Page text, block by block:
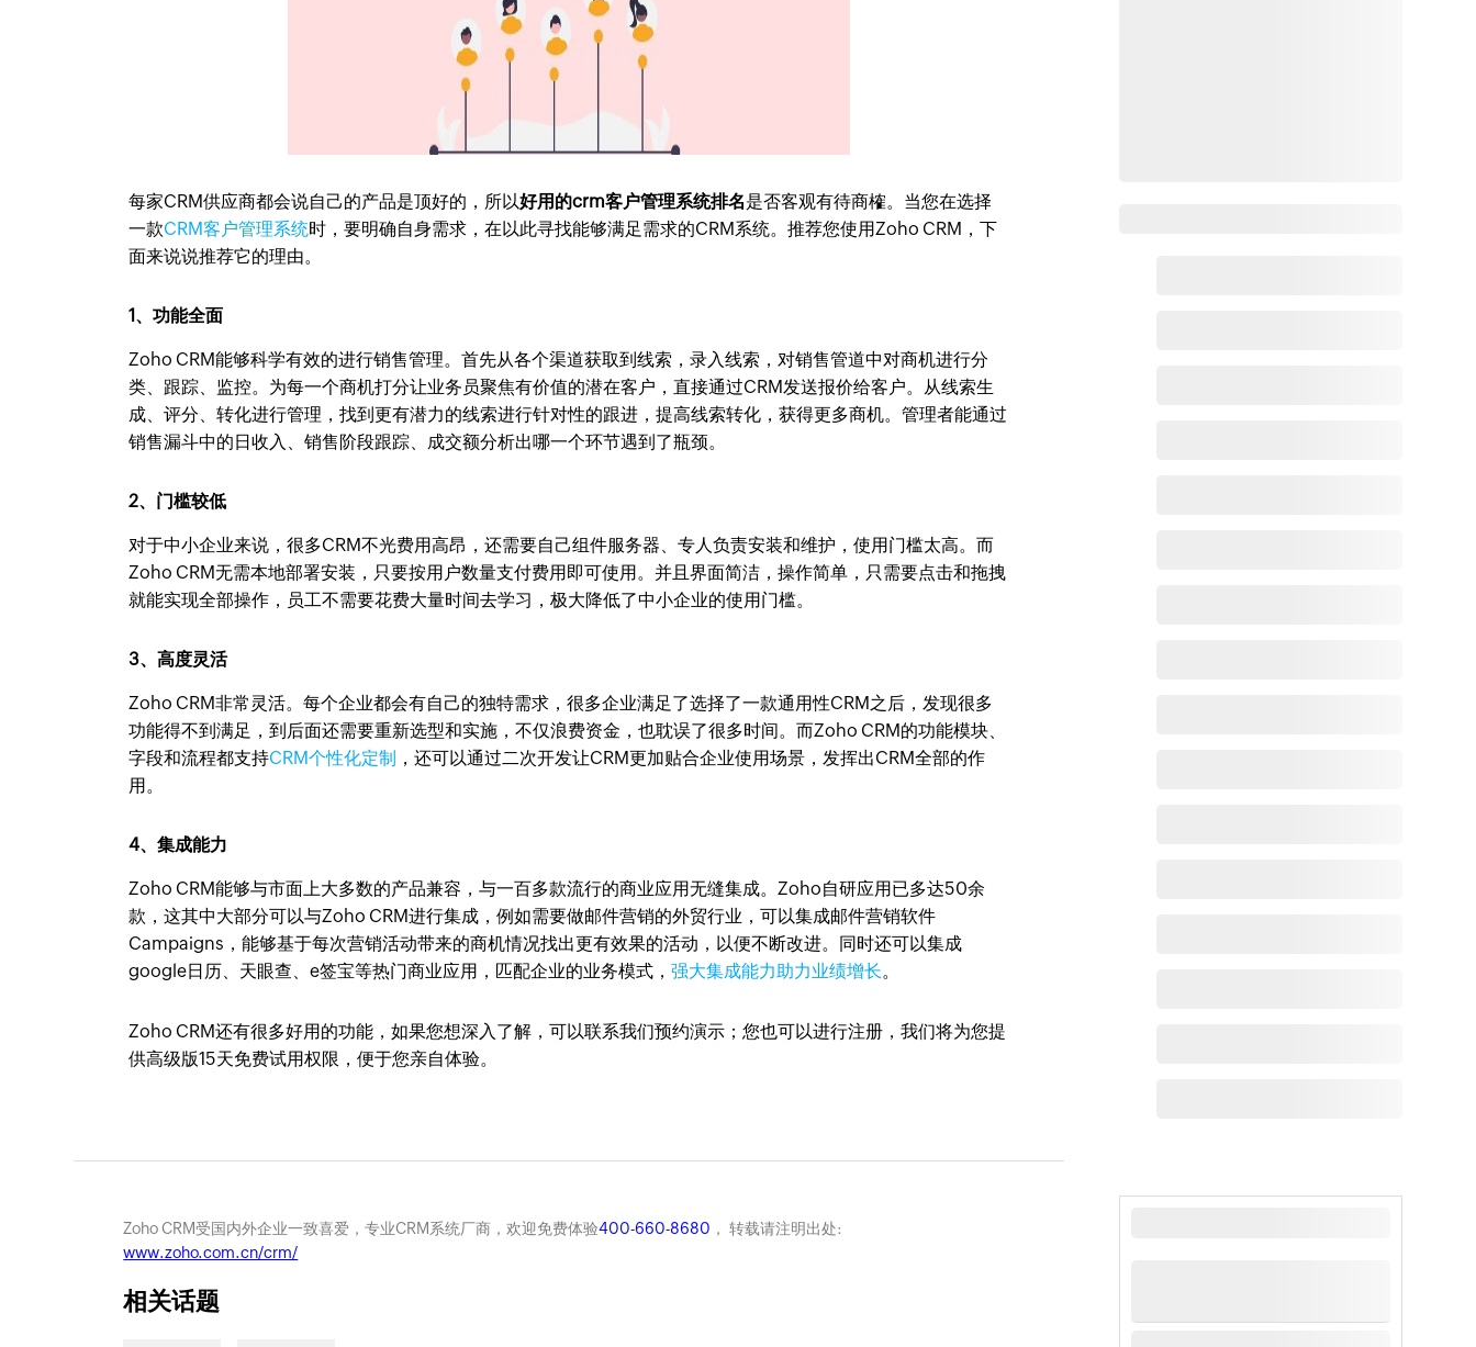
每家CRM供应商都会说自己的产品是顶好的，所以好用的crm客户管理系统排名是否客观有待商榷。当您在选择
一款CRM客户管理系统时，要明确自身需求，在以此寻找能够满足需求的CRM系统。推荐您使用Zoho CRM，下
面来说说推荐它的理由。
1、功能全面
Zoho CRM能够科学有效的进行销售管理。首先从各个渠道获取到线索，录入线索，对销售管道中对商机进行分
类、跟踪、监控。为每一个商机打分让业务员聚焦有价值的潜在客户，直接通过CRM发送报价给客户。从线索生
成、评分、转化进行管理，找到更有潜力的线索进行针对性的跟进，提高线索转化，获得更多商机。管理者能通过
销售漏斗中的日收入、销售阶段跟踪、成交额分析出哪一个环节遇到了瓶颈。
2、门槛较低
对于中小企业来说，很多CRM不光费用高昂，还需要自己组件服务器、专人负责安装和维护，使用门槛太高。而
Zoho CRM无需本地部署安装，只要按用户数量支付费用即可使用。并且界面简洁，操作简单，只需要点击和拖拽
就能实现全部操作，员工不需要花费大量时间去学习，极大降低了中小企业的使用门槛。
3、高度灵活
Zoho CRM非常灵活。每个企业都会有自己的独特需求，很多企业满足了选择了一款通用性CRM之后，发现很多
功能得不到满足，到后面还需要重新选型和实施，不仅浪费资金，也耽误了很多时间。而Zoho CRM的功能模块、
字段和流程都支持CRM个性化定制 ，还可以通过二次开发让CRM更加贴合企业使用场景，发挥出CRM全部的作
用。
4、集成能力
Zoho CRM能够与市面上大多数的产品兼容，与一百多款流行的商业应用无缝集成。Zoho自研应用已多达50余
款，这其中大部分可以与Zoho CRM进行集成，例如需要做邮件营销的外贸行业，可以集成邮件营销软件
Campaigns，能够基于每次营销活动带来的商机情况找出更有效果的活动，以便不断改进。同时还可以集成
google日历、天眼查、e签宝等热门商业应用，匹配企业的业务模式，强大集成能力助力业绩增长。
Zoho CRM还有很多好用的功能，如果您想深入了解，可以联系我们预约演示；您也可以进行注册，我们将为您提
供高级版15天免费试用权限，便于您亲自体验。
Zoho CRM受国内外企业一致喜爱，专业CRM系统厂商，欢迎免费体验400-660-8680 ， 转载请注明出处:
www.zoho.com.cn/crm/
相关话题